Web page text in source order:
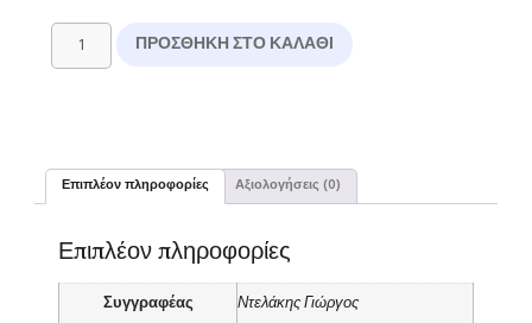
ΠΡΟΣΘΉΚΗ ΣΤΟ ΚΑΛΆΘΙ
Επιπλέον πληροφορίες Αξιολογήσεις (0)
Επιπλέον πληροφορίες
Συγγραφέας Ντελάκης Γιώργος